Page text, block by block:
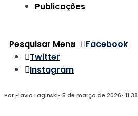
Publicações
Pesquisar Menu
Facebook
Twitter
Instagram
PorFlavio Laginski• 5 de março de 2026• 11:38